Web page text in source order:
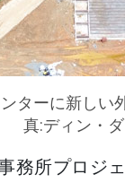
ターに新し
真:ディン・
務所プロジ